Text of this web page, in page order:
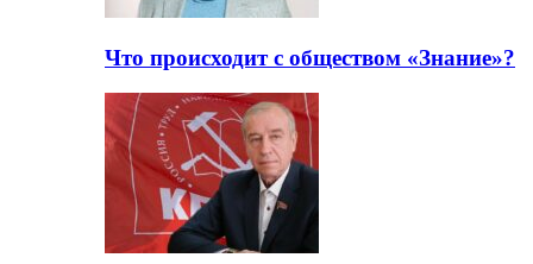
Что происходит с обществом «Знание»?